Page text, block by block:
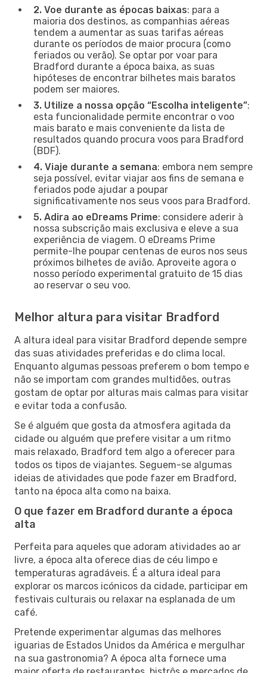
2. Voe durante as épocas baixas: para a
maioria dos destinos, as companhias aéreas
tendem a aumentar as suas tarifas aéreas
durante os períodos de maior procura (como
feriados ou verão). Se optar por voar para
Bradford durante a época baixa, as suas
hipóteses de encontrar bilhetes mais baratos
podem ser maiores.
3. Utilize a nossa opção “Escolha inteligente”:
esta funcionalidade permite encontrar o voo
mais barato e mais conveniente da lista de
resultados quando procura voos para Bradford
(BDF).
4. Viaje durante a semana: embora nem sempre
seja possível, evitar viajar aos fins de semana e
feriados pode ajudar a poupar
significativamente nos seus voos para Bradford.
5. Adira ao eDreams Prime: considere aderir à
nossa subscrição mais exclusiva e eleve a sua
experiência de viagem. O eDreams Prime
permite-lhe poupar centenas de euros nos seus
próximos bilhetes de avião. Aproveite agora o
nosso período experimental gratuito de 15 dias
ao reservar o seu voo.
Melhor altura para visitar Bradford
A altura ideal para visitar Bradford depende sempre
das suas atividades preferidas e do clima local.
Enquanto algumas pessoas preferem o bom tempo e
não se importam com grandes multidões, outras
gostam de optar por alturas mais calmas para visitar
e evitar toda a confusão.
Se é alguém que gosta da atmosfera agitada da
cidade ou alguém que prefere visitar a um ritmo
mais relaxado, Bradford tem algo a oferecer para
todos os tipos de viajantes. Seguem-se algumas
ideias de atividades que pode fazer em Bradford,
tanto na época alta como na baixa.
O que fazer em Bradford durante a época
alta
Perfeita para aqueles que adoram atividades ao ar
livre, a época alta oferece dias de céu limpo e
temperaturas agradáveis. É a altura ideal para
explorar os marcos icónicos da cidade, participar em
festivais culturais ou relaxar na esplanada de um
café.
Pretende experimentar algumas das melhores
iguarias de Estados Unidos da América e mergulhar
na sua gastronomia? A época alta fornece uma